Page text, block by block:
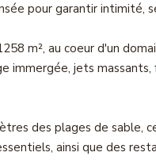
pour garantir intimité,
m², au coeur d'un
immergée, jets
des plages de sable,
ainsi que des